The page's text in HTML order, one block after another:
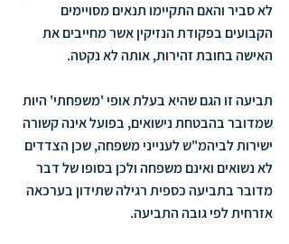
לא סביר והאם התקיימו תנאים מסויימים
הקבועים בפקודת הנזיקין אשר מחייבים את
האישה בחובת זהירות, אותה לא נקטה.
תביעה זו הגם שהיא בעלת אופי 'משפחתי' היות
שמדובר בהבטחת נישואים, בפועל אינה קשורה
ישירות לביהמ"ש לענייני משפחה, שכן הצדדים
לא נשואים ואינם משפחה ולכן בסופו של דבר
מדובר בתביעה כספית רגילה שתידון בערכאה
אזרחית לפי גובה התביעה.